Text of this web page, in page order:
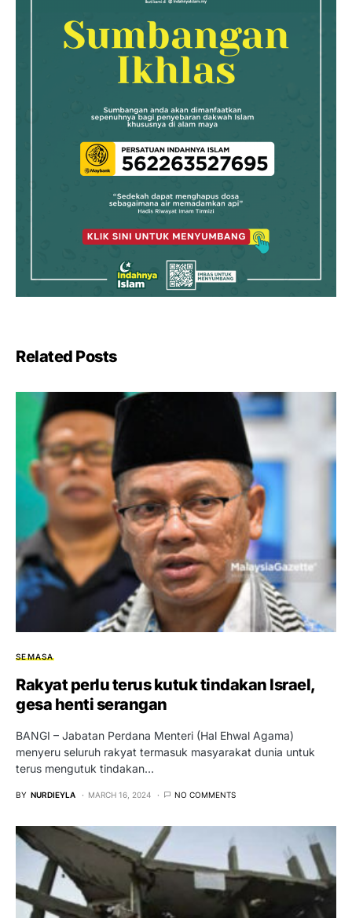
Related Posts
SEMASA
Rakyat perlu terus kutuk tindakan Israel,
gesa henti serangan
BANGI – Jabatan Perdana Menteri (Hal Ehwal Agama)
menyeru seluruh rakyat termasuk masyarakat dunia untuk
terus mengutuk tindakan…
BY NURDIEYLA MARCH 16, 2024 NO COMMENTS